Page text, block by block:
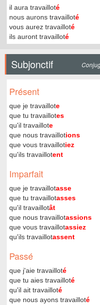
il aura travailloté
nous aurons travailloté
vous aurez travailloté
ils auront travailloté
Subjonctif
Présent
que je travaillote
que tu travaillotes
qu'il travaillote
que nous travaillotions
que vous travaillotiez
qu'ils travaillotent
Imparfait
que je travaillotasse
que tu travaillotasses
qu'il travaillotât
que nous travaillotassions
que vous travaillotassiez
qu'ils travaillotassent
Passé
que j'aie travailloté
que tu aies travailloté
qu'il ait travailloté
que nous ayons travailloté